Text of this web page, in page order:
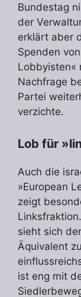
Bundestag
der
erklärt aber
Spenden
Lobbyisten«
Nachfrage
Partei
verzichte.
Lob für
Auch die
»European
zeigt
sieht sich
Äquivalent
ist eng mit